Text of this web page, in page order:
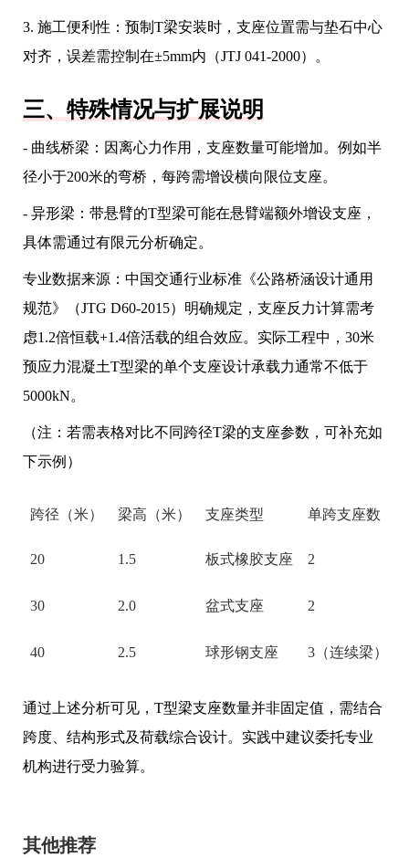
3. 施工便利性：预制T梁安装时，支座位置需与垫石中心
对齐，误差需控制在±5mm内（JTJ 041-2000）。
三、特殊情况与扩展说明
- 曲线桥梁：因离心力作用，支座数量可能增加。例如半
径小于200米的弯桥，每跨需增设横向限位支座。
- 异形梁：带悬臂的T型梁可能在悬臂端额外增设支座，
具体需通过有限元分析确定。
专业数据来源：中国交通行业标准《公路桥涵设计通用
规范》（JTG D60-2015）明确规定，支座反力计算需考
虑1.2倍恒载+1.4倍活载的组合效应。实际工程中，30米
预应力混凝土T型梁的单个支座设计承载力通常不低于
5000kN。
（注：若需表格对比不同跨径T梁的支座参数，可补充如
下示例）
跨径（米） 梁高（米） 支座类型 单跨支座数
20 1.5 板式橡胶支座 2
30 2.0 盆式支座 2
40 2.5 球形钢支座 3（连续梁）
通过上述分析可见，T型梁支座数量并非固定值，需结合
跨度、结构形式及荷载综合设计。实践中建议委托专业
机构进行受力验算。
其他推荐